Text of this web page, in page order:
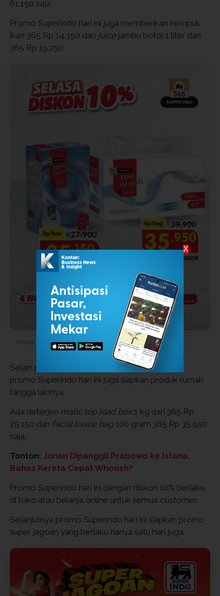
61.150 saja.
Promo Superindo hari ini juga memberikan kerupuk
ikan 365 Rp 14.350 dan juice jambu botol 1 liter dari
365 Rp 19.750.
Promo Superindo Hari Ini 4 November 2025
Selain produk makanan dan minuman dari 365,
promo Superindo hari ini juga siapkan produk rumah
tangga lainnya.
Ada deterjen matic top load box1 kg dari 365 Rp
25.150 dan facial tissue bag 100 gram 365 Rp 35.950
saja.
Tonton: Jonan Dipanggil Prabowo ke Istana,
Bahas Kereta Cepat Whoosh?
Promo Superindo hari ini dengan diskon 10% berlaku
di toko atau belanja online untuk semua customer.
Selanjutnya promo Superindo hari ini siapkan promo
super jagoan yang berlaku hanya satu hari juga.
X